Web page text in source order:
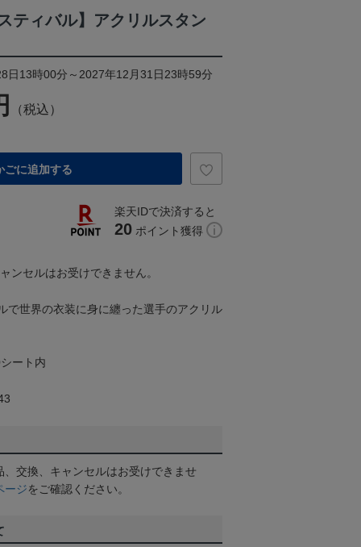
ティバル】アクリルスタン
日13時00分～2027年12月31日23時59分
（税込）
ごに追加する
楽天IDで決済すると
20 ポイント獲得
ンセルはお受けできません。
で世界の衣装に身に纏った選手のアクリル
ート内
交換、キャンセルはお受けできませ
ージをご確認ください。